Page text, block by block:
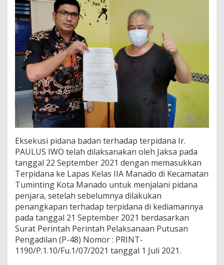
Eksekusi pidana badan terhadap terpidana Ir.
PAULUS IWO telah dilaksanakan oleh Jaksa pada
tanggal 22 September 2021 dengan memasukkan
Terpidana ke Lapas Kelas IIA Manado di Kecamatan
Tuminting Kota Manado untuk menjalani pidana
penjara, setelah sebelumnya dilakukan
penangkapan terhadap terpidana di kediamannya
pada tanggal 21 September 2021 berdasarkan
Surat Perintah Perintah Pelaksanaan Putusan
Pengadilan (P-48) Nomor : PRINT-
1190/P.1.10/Fu.1/07/2021 tanggal 1 Juli 2021.